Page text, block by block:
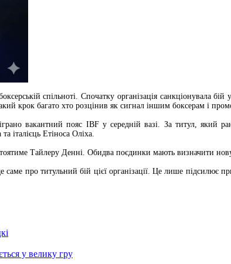
спільноті. Спочатку організація санкціонувала
крок багато хто розцінив як сигнал іншим боксерам і
вакантний пояс IBF у середній вазі. За титул, який
італієць Етіноса Оліха.
Тайлеру Денні. Обидва поєдинки мають визначити нову
про титульний бій цієї організації. Це лише підсилює
у велику гру